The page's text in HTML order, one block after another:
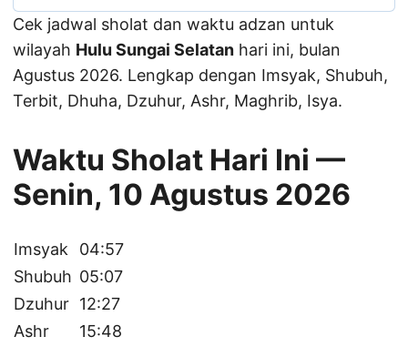
Cek jadwal sholat dan waktu adzan untuk
wilayah Hulu Sungai Selatan hari ini, bulan
Agustus 2026. Lengkap dengan Imsyak, Shubuh,
Terbit, Dhuha, Dzuhur, Ashr, Maghrib, Isya.
Waktu Sholat Hari Ini —
Senin, 10 Agustus 2026
Imsyak
04:57
Shubuh 05:07
Dzuhur 12:27
Ashr
15:48